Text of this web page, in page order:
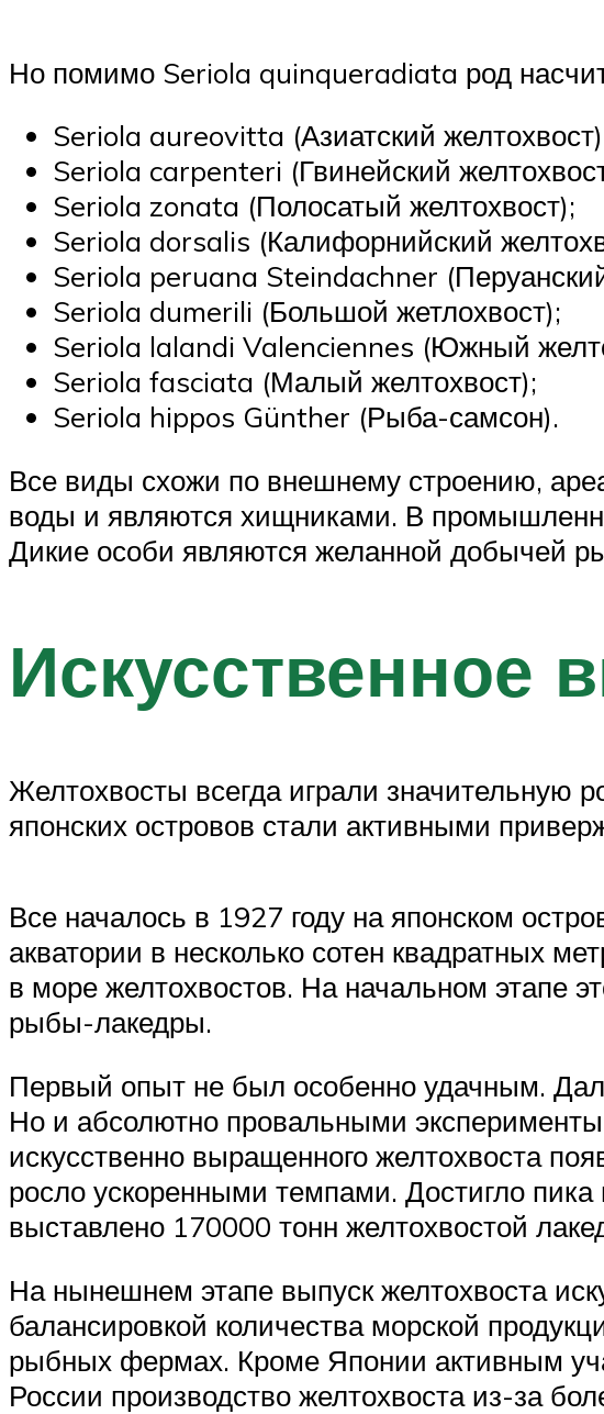
Но помимо Seriola quinqueradiata род
Seriola aureovitta (Азиатский
Seriola carpenteri (Гвинейский
Seriola zonata (Полосатый желтохвост);
Seriola dorsalis (Калифорнийский
Seriola peruana Steindachner
Seriola dumerili (Большой жетлохвост);
Seriola lalandi Valenciennes (Южный
Seriola fasciata (Малый желтохвост);
Seriola hippos Günther (Рыба-самсон).
Все виды схожи по внешнему строению,
воды и являются хищниками. В
Дикие особи являются желанной добычей
Искусственное
Желтохвосты всегда играли значительную
японских островов стали активными
Все началось в 1927 году на японском
акватории в несколько сотен квадратных
в море желтохвостов. На начальном этапе
рыбы-лакедры.
Первый опыт не был особенно удачным.
Но и абсолютно провальными
искусственно выращенного желтохвоста
росло ускоренными темпами. Достигло
выставлено 170000 тонн желтохвостой
На нынешнем этапе выпуск желтохвоста
балансировкой количества морской
рыбных фермах. Кроме Японии активным
России производство желтохвоста из-за